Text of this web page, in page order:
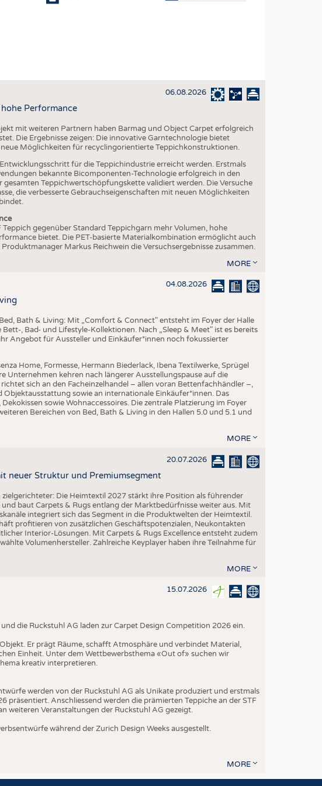
NACHHALTIGKEIT
KREISLAUFWIRTSCHAFT
TECHNISCHE TEXTILIEN
SMART TEXTILES
MEDIZIN
BEKLEIDUNG
TESTS
06.08.2026
Performance
mit weiteren Partnern haben Barmag und Object Carpet erfolgreich
Die Ergebnisse zeigen: Die innovative Garntechnologie bietet
Möglichkeiten für recyclingorientierte Teppichkonstruktionen.
für die Teppichindustrie erreicht werden. Erstmals
bekannte Bicomponenten-Technologie erfolgreich in den
Teppichwertschöpfungskette validiert werden. Die Versuche
die verbesserte Gebrauchseigenschaften mit neuen Möglichkeiten
Teppich gegenüber Standard Teppichgarn mehr Volumen, hohe
bietet. Die PET-basierte Materialkombination ermöglicht auch
Markus Reichwein die Versuchsergebnisse zusammen.
MORE
04.08.2026
Bath & Living: Mit „Comfort & Connect" entsteht im Foyer der Halle
, Bad- und Lifestyle-Kollektionen. Nach „Sleep & Meet" ist es bereits
Angebot für Aussteller und Einkäufer*innen noch fokussierter
Home, Formesse, Hermann Biederlack, Ibena Textilwerke, Sprügel
Unternehmen kehren nach längerer Ausstellungspause auf die
sich an den Facheinzelhandel – allen voran Bettenfachhändler –,
sowie an internationale Einkäufer*innen. Das
sowie Wohnaccessoires. Die zentrale Platzierung im Foyer
Bereichen von Bed, Bath & Living in den Hallen 5.0 und 5.1 und
MORE
20.07.2026
neuer Struktur und Premiumsegment
Die Heimtextil 2027 stärkt ihre Position als führender
baut Carpets & Rugs entlang der Marktbedürfnisse weiter aus. Mit
integriert sich das Segment in die Produktwelten der Heimtextil.
profitieren von zusätzlichen Geschäftspotenzialen, Neukontakten
Interior-Lösungen. Mit Carpets & Rugs Excellence entsteht zudem
Volumenhersteller. Zahlreiche Keyplayer haben ihre Teilnahme für
MORE
15.07.2026
die Ruckstuhl AG laden zur Carpet Design Competition 2026 ein.
Er prägt Räume, schafft Atmosphäre und verbindet Material,
Einheit. Unter dem Wettbewerbsthema «Out of» suchen wir
kreativ interpretieren.
werden von der Ruckstuhl AG als Unikate produziert und erstmals
präsentiert. Anschliessend werden die prämierten Teppiche an der STF
weiteren Veranstaltungen der Ruckstuhl AG gezeigt.
während der Zurich Design Weeks ausgestellt.
MORE